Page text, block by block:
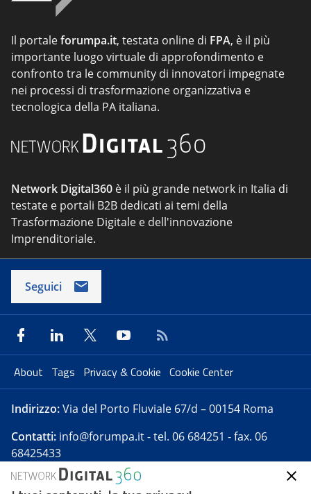
Il portaleforumpa.it, testata online di FPA, è il più
importante luogo virtuale di approfondimento e
confronto tra le community di innovatori impegnate
nei processi di trasformazione organizzativa e
tecnologica della PA italiana.
Network Digital360 è il più grande network in Italia di
testate e portali B2B dedicati ai temi della
Trasformazione Digitale e dell'innovazione
Imprenditoriale.
Seguici
About Tags Privacy & Cookie Cookie Center
Indirizzo:Via del Porto Fluviale 67/d – 00154 Roma
Contatti: info@forumpa.it- tel. 06 684251 - fax. 06
68425433